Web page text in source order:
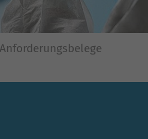
Anforderungsbelege